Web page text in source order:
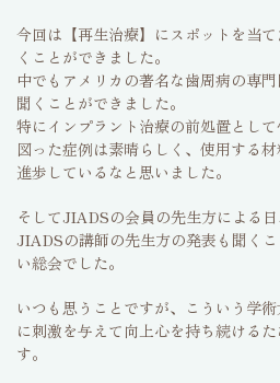
今回は【再生治療】にスポットを当
くことができました。
中でもアメリカの著名な歯周病の専
聞くことができました。
特にインプラント治療の前処置とし
図った症例は素晴らしく、使用する
進歩しているなと思いました。
そしてJIADSの会員の先生方による日
JIADSの講師の先生方の発表も聞く
い総会でした。
いつも思うことですが、こういう学
に刺激を与えて向上心を持ち続ける
す。